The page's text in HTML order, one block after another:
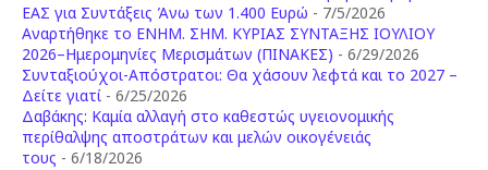
ΕΑΣ για Συντάξεις Άνω των 1.400 Ευρώ - 7/5/2026
Aναρτήθηκε το ENHM. ΣΗΜ. ΚΥΡΙΑΣ ΣΥΝΤΑΞΗΣ ΙΟΥΛΙΟΥ
2026–Ημερομηνίες Μερισμάτων (ΠΙΝΑΚΕΣ) - 6/29/2026
Συνταξιούχοι-Απόστρατοι: Θα χάσουν λεφτά και το 2027 –
Δείτε γιατί - 6/25/2026
Δαβάκης: Καμία αλλαγή στο καθεστώς υγειονομικής
περίθαλψης αποστράτων και μελών οικογένειάς
τους - 6/18/2026